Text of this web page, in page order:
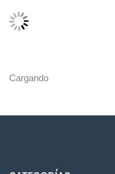
Cargando